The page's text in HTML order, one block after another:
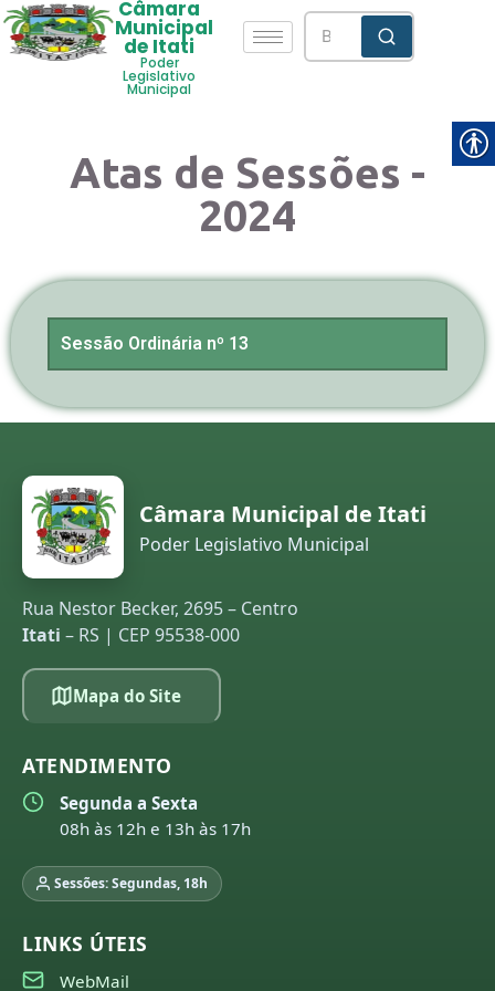
Câmara
Municipal
de Itati
Poder
Legislativo
Municipal
Atas de Sessões -
2024
Sessão Ordinária nº 13
Câmara Municipal de Itati
Poder Legislativo Municipal
Rua Nestor Becker, 2695 – Centro
Itati – RS | CEP 95538-000
Mapa do Site
ATENDIMENTO
Segunda a Sexta
08h às 12h e 13h às 17h
Sessões: Segundas, 18h
LINKS ÚTEIS
WebMail